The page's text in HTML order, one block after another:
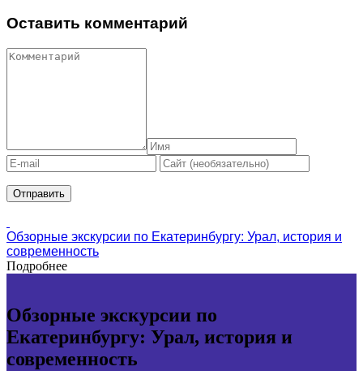
Оставить комментарий
Обзорные экскурсии по Екатеринбургу: Урал, история и
современность
Подробнее
Обзорные экскурсии по
Екатеринбургу: Урал, история и
современность